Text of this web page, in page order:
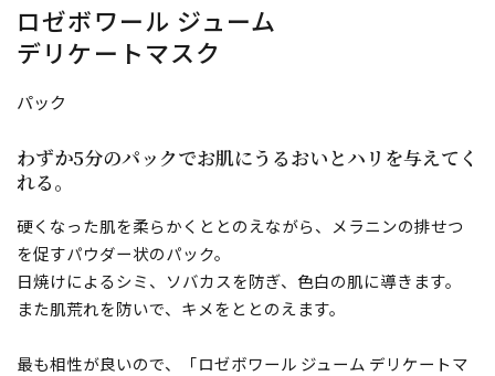
ロゼボワール ジューム
デリケートマスク
パック
わずか5分のパックでお肌にうるおいとハリを与えてく
れる。
硬くなった肌を柔らかくととのえながら、メラニンの排せつ
を促すパウダー状のパック。
日焼けによるシミ、ソバカスを防ぎ、色白の肌に導きます。
また肌荒れを防いで、キメをととのえます。
最も相性が良いので、「ロゼボワール ジューム デリケートマ